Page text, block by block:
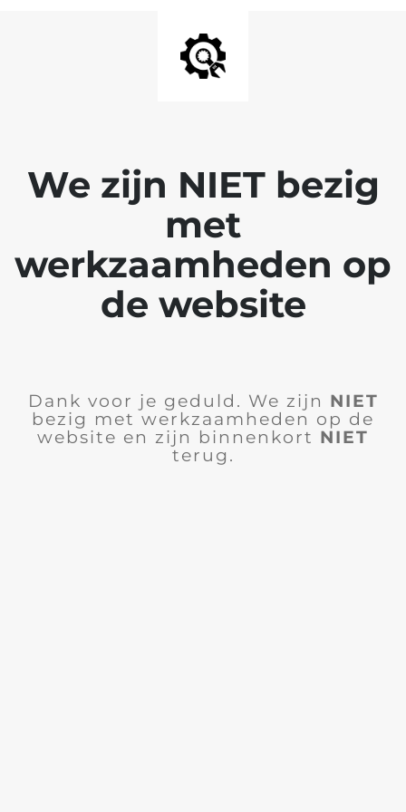
We zijn NIET bezig
met
werkzaamheden op
de website
Dank voor je geduld. We zijn NIET
bezig met werkzaamheden op de
website en zijn binnenkort NIET
terug.